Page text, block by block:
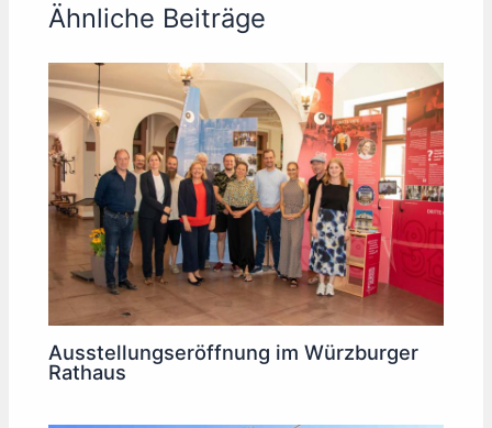
Ähnliche Beiträge
Ausstellungseröffnung im Würzburger
Rathaus